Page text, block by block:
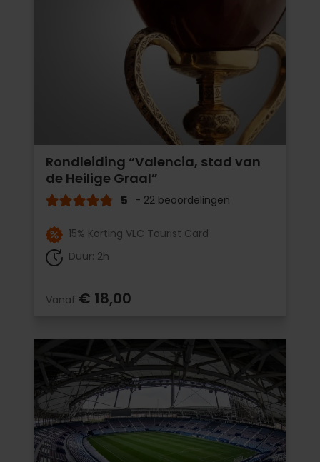
Rondleiding “Valencia, stad van
de Heilige Graal”
5 - 22 beoordelingen
15% Korting VLC Tourist Card
Duur: 2h
Vanaf € 18,00